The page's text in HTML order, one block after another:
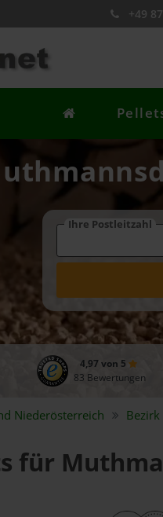
+49
Ihre Postleitzahl
4,97 von 5
83 Bewertungen
Niederösterreich Bezirk
für